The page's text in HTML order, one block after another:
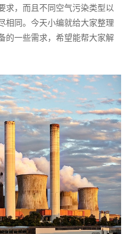
求，而且不同空气污染类型以
相同。今天小编就给大家整理
的一些需求，希望能帮大家解